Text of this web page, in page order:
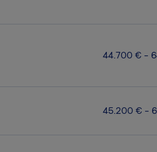
44.700 € -
45.200 € -